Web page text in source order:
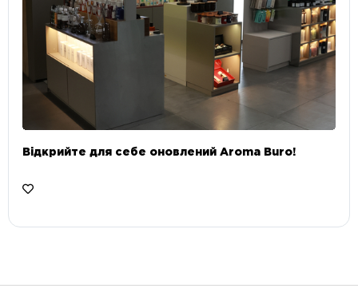
Відкрийте для себе оновлений Aroma Buro! ⠀